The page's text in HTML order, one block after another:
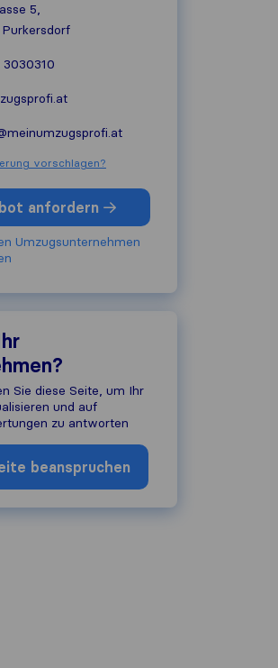
5,
Purkersdorf
vorschlagen?
anfordern
Umzugs​unternehmen
Sie diese Seite, um Ihr
und auf
zu antworten
beanspruchen